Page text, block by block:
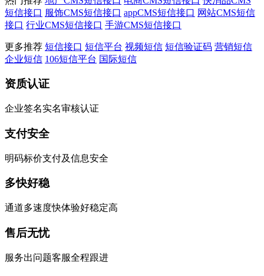
短信接口 服饰CMS短信接口 appCMS短信接口 网站CMS短信
接口 行业CMS短信接口 手游CMS短信接口
更多推荐 短信接口 短信平台 视频短信 短信验证码 营销短信
企业短信 106短信平台 国际短信
资质认证
企业签名实名审核认证
支付安全
明码标价支付及信息安全
多快好稳
通道多速度快体验好稳定高
售后无忧
服务出问题客服全程跟进